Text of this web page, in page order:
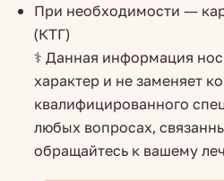
При необходимости —
(КТГ)
⚕️ Данная информация
характер и не заменяет
квалифицированного
любых вопросах,
обращайтесь к вашему